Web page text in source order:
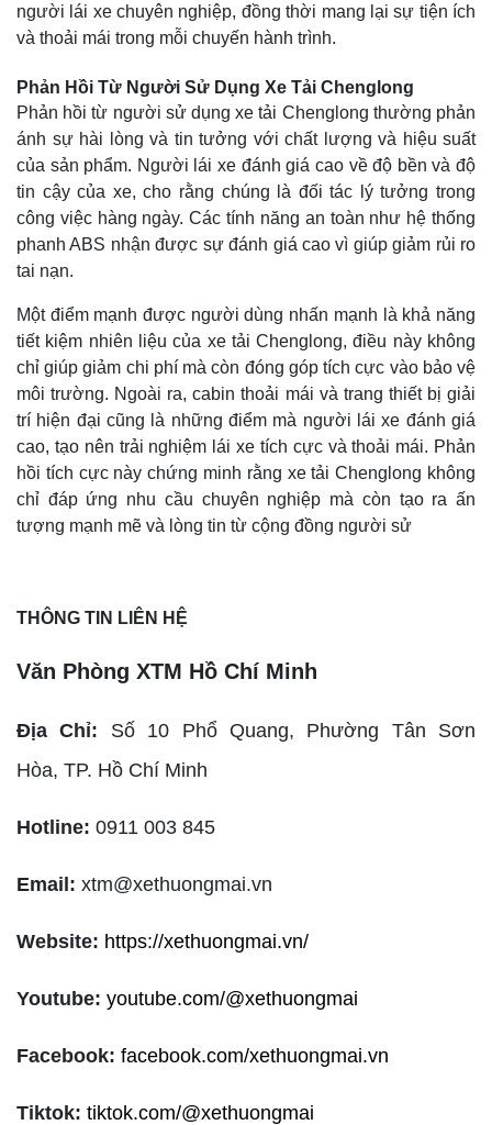
người lái xe chuyên nghiệp, đồng thời mang lại sự tiện ích
và thoải mái trong mỗi chuyến hành trình.
Phản Hồi Từ Người Sử Dụng Xe Tải Chenglong
Phản hồi từ người sử dụng xe tải Chenglong thường phản
ánh sự hài lòng và tin tưởng với chất lượng và hiệu suất
của sản phẩm. Người lái xe đánh giá cao về độ bền và độ
tin cậy của xe, cho rằng chúng là đối tác lý tưởng trong
công việc hàng ngày. Các tính năng an toàn như hệ thống
phanh ABS nhận được sự đánh giá cao vì giúp giảm rủi ro
tai nạn.
Một điểm mạnh được người dùng nhấn mạnh là khả năng
tiết kiệm nhiên liệu của xe tải Chenglong, điều này không
chỉ giúp giảm chi phí mà còn đóng góp tích cực vào bảo vệ
môi trường. Ngoài ra, cabin thoải mái và trang thiết bị giải
trí hiện đại cũng là những điểm mà người lái xe đánh giá
cao, tạo nên trải nghiệm lái xe tích cực và thoải mái. Phản
hồi tích cực này chứng minh rằng xe tải Chenglong không
chỉ đáp ứng nhu cầu chuyên nghiệp mà còn tạo ra ấn
tượng mạnh mẽ và lòng tin từ cộng đồng người sử
THÔNG TIN LIÊN HỆ
Văn Phòng XTM Hồ Chí Minh
Địa Chỉ: Số 10 Phổ Quang, Phường Tân Sơn
Hòa, TP. Hồ Chí Minh
Hotline: 0911 003 845
Email: xtm@xethuongmai.vn
Website: https://xethuongmai.vn/
Youtube: youtube.com/@xethuongmai
Facebook: facebook.com/xethuongmai.vn
Tiktok: tiktok.com/@xethuongmai